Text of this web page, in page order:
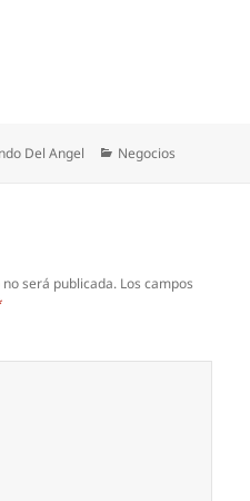
Del Angel Categorías
Negocios
será publicada. Los campos